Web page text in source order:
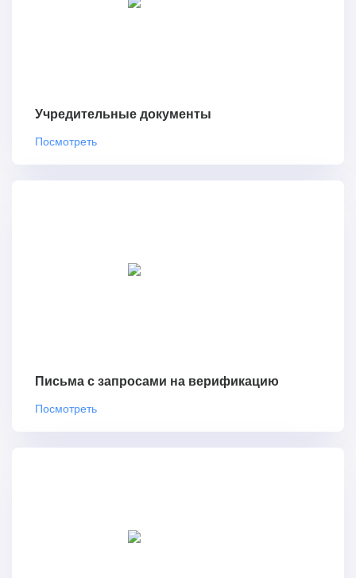
Учредительные документы
Посмотреть
Письма с запросами на верификацию
Посмотреть